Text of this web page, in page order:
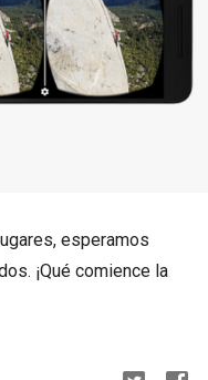
esperamos
¡Qué comience la